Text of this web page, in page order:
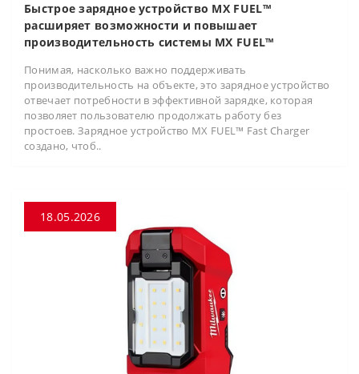
Быстрое зарядное устройство MX FUEL™
расширяет возможности и повышает
производительность системы MX FUEL™
Понимая, насколько важно поддерживать
производительность на объекте, это зарядное устройство
отвечает потребности в эффективной зарядке, которая
позволяет пользователю продолжать работу без
простоев. Зарядное устройство MX FUEL™ Fast Charger
создано, чтоб..
18.05.2026